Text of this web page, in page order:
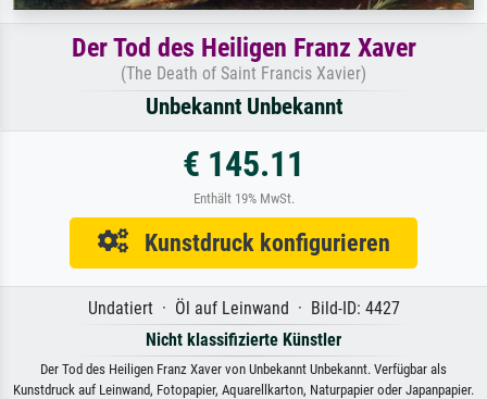
Der Tod des Heiligen Franz Xaver
(The Death of Saint Francis Xavier)
Unbekannt Unbekannt
€ 145.11
Enthält 19% MwSt.
Kunstdruck konfigurieren
Undatiert · Öl auf Leinwand · Bild-ID: 4427
Nicht klassifizierte Künstler
Der Tod des Heiligen Franz Xaver von Unbekannt Unbekannt. Verfügbar als
Kunstdruck auf Leinwand, Fotopapier, Aquarellkarton, Naturpapier oder Japanpapier.